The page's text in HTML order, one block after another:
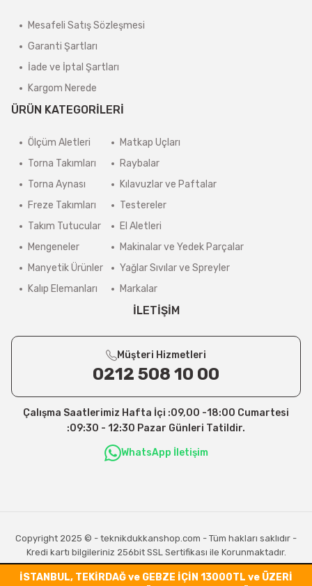
Mesafeli Satış Sözleşmesi
Garanti Şartları
İade ve İptal Şartları
Kargom Nerede
ÜRÜN KATEGORİLERİ
Ölçüm Aletleri
Torna Takımları
Torna Aynası
Freze Takımları
Takım Tutucular
Mengeneler
Manyetik Ürünler
Kalıp Elemanları
Matkap Uçları
Raybalar
Kılavuzlar ve Paftalar
Testereler
El Aletleri
Makinalar ve Yedek Parçalar
Yağlar Sıvılar ve Spreyler
Markalar
İLETİŞİM
Müşteri Hizmetleri
0212 508 10 00
Çalışma Saatlerimiz Hafta İçi :09,00 -18:00 Cumartesi
:09:30 - 12:30 Pazar Günleri Tatildir.
WhatsApp İletişim
Copyright 2025 © - teknikdukkanshop.com - Tüm hakları saklıdır -
Kredi kartı bilgileriniz 256bit SSL Sertifikası ile Korunmaktadır.
İSTANBUL, TEKİRDAĞ ve GEBZE İÇİN 13000TL ve ÜZERİ